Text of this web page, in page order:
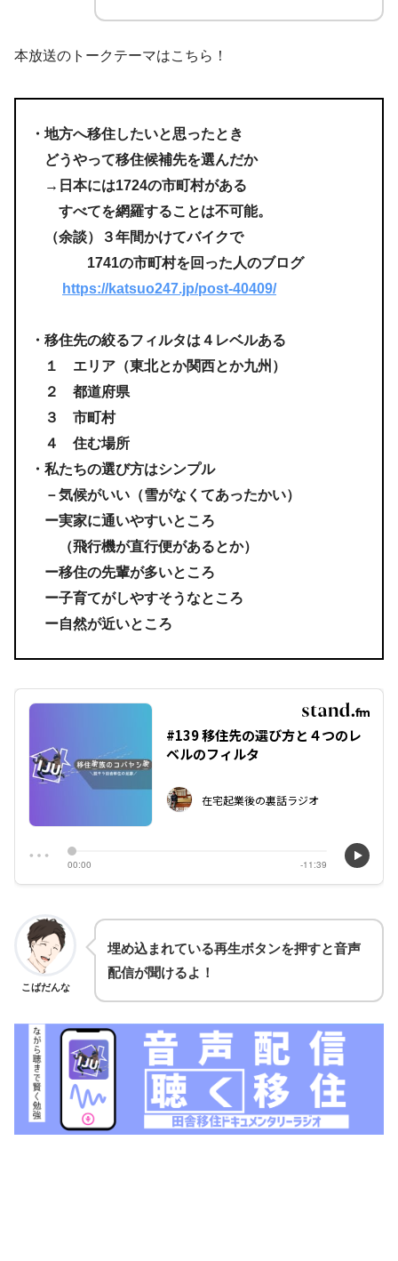
本放送のトークテーマはこちら！
・地方へ移住したいと思ったとき
どうやって移住候補先を選んだか
→日本には1724の市町村がある
すべてを網羅することは不可能。
（余談）３年間かけてバイクで
1741の市町村を回った人のブログ
https://katsuo247.jp/post-40409/
・移住先の絞るフィルタは４レベルある
１ エリア（東北とか関西とか九州）
２ 都道府県
３ 市町村
４ 住む場所
・私たちの選び方はシンプル
－気候がいい（雪がなくてあったかい）
ー実家に通いやすいところ
（飛行機が直行便があるとか）
ー移住の先輩が多いところ
ー子育てがしやすそうなところ
ー自然が近いところ
こばだんな
埋め込まれている再生ボタンを押すと音声
配信が聞けるよ！